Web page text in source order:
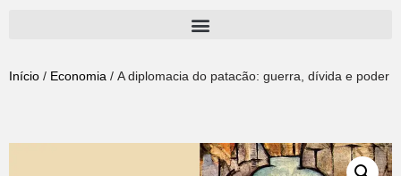
para
Início / Economia / A diplomacia do patacão: guerra, dívida e poder